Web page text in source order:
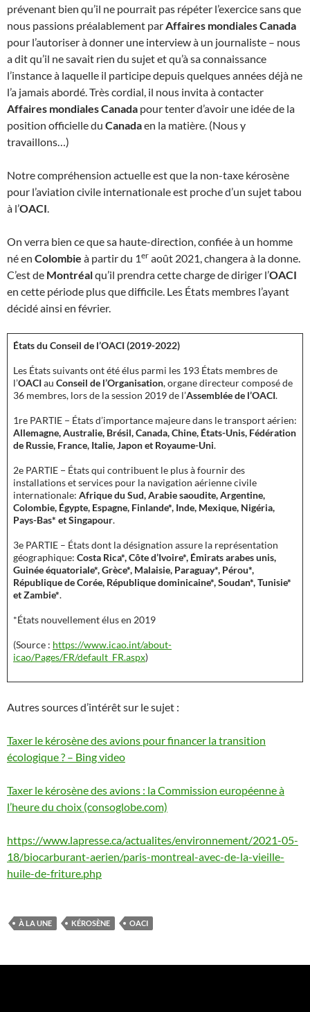
prévenant bien qu’il ne pourrait pas répéter l’exercice sans que
nous passions préalablement parAffaires mondiales Canada
pour l’autoriser à donner une interview à un journaliste – nous
a dit qu’il ne savait rien du sujet et qu’à sa connaissance
l’instance à laquelle il participe depuis quelques années déjà ne
l’a jamais abordé. Très cordial, il nous invita à contacter
Affaires mondiales Canada pour tenter d’avoir une idée de la
position officielle du Canadaen la matière. (Nous y
travaillons…)
Notre compréhension actuelle est que la non-taxe kérosène
pour l’aviation civile internationale est proche d’un sujet tabou
à l’OACI.
On verra bien ce que sa haute-direction, confiée à un homme
né en Colombie à partir du 1er août 2021, changera à la donne.
C’est de Montréalqu’il prendra cette charge de diriger l’OACI
en cette période plus que difficile. Les États membres l’ayant
décidé ainsi en février.
États du Conseil de l’OACI (2019-2022)
Les États suivants ont été élus parmi les 193 États membres de
l’OACIau Conseil de l’Organisation, organe directeur composé de
36 membres, lors de la session 2019 de l’Assemblée de l’OACI.
1re PARTIE − ​États d’importance majeure dans le transport aérien:
Allemagne, Australie, Brésil, Canada, Chine, États-Unis, Fédération
de Russie, France, Italie, Japon et Royaume-Uni.
2e PARTIE − ​États qui contribuent le plus à fournir des
installations et services pour la navigation aérienne civile
internationale: Afrique du Sud, Arabie saoudite, Argentine,
Colombie, Égypte, Espagne, Finlande*, Inde, Mexique, Nigéria,
Pays-Bas* et Singapour.
​3e PARTIE – ​États dont la désignation assure la représentation
géographique: Costa Rica*, Côte d’Ivoire*, Émirats arabes unis,
Guinée équatoriale*, Grèce*, Malaisie, Paraguay*, Pérou*,
République de Corée, République dominicaine*, Soudan*, Tunisie*
et Zambie*.
*États nouvellement élus en 2019
(Source : https://www.icao.int/about-
icao/Pages/FR/default_FR.aspx)
Autres sources d’intérêt sur le sujet :
Taxer le kérosène des avions pour financer la transition
écologique ? – Bing video
Taxer le kérosène des avions : la Commission européenne à
l’heure du choix (consoglobe.com)
https://www.lapresse.ca/actualites/environnement/2021-05-
18/biocarburant-aerien/paris-montreal-avec-de-la-vieille-
huile-de-friture.php
À LA UNE KÉROSÈNE OACI